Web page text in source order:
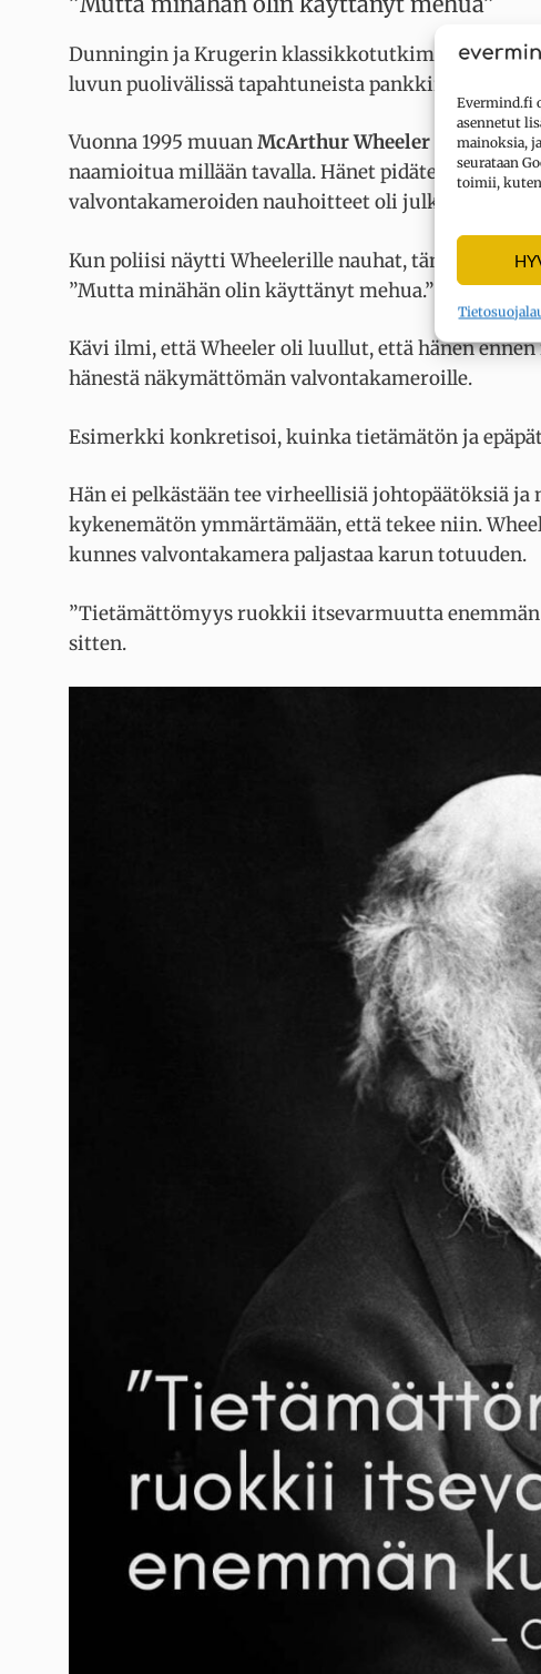
Evermind.fi
asennetut
mainoksia,
seurataan
toimii,
Dunningin ja Krugerin klassikkotutkimus alkaa
luvun puolivälissä tapahtuneista pankkiryöstöistä.
Vuonna 1995 muuanMcArthur Wheeler
ryösti
naamioitua millään tavalla. Hänet pidätettiin
valvontakameroiden nauhoitteet oli julkaistu illan
Kun poliisi näytti Wheelerille nauhat, tämä ei ollut
”Mutta minähän olin käyttänyt mehua.”
Kävi ilmi, että Wheeler oli luullut, että hänen
hänestä näkymättömän valvontakameroille.
Esimerkki konkretisoi, kuinka tietämätön ja
Hän ei pelkästään tee virheellisiä johtopäätöksiä
kykenemätön ymmärtämään, että tekee niin.
kunnes valvontakamera paljastaa karun totuuden.
”Tietämättömyys ruokkii itsevarmuutta
sitten.